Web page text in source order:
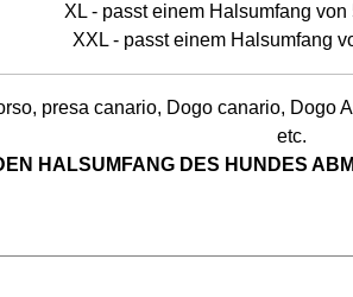
XL - passt einem Halsumfang
XXL - passt einem Halsumfang
presa canario, Dogo canario,
etc.
HALSUMFANG DES HUNDES